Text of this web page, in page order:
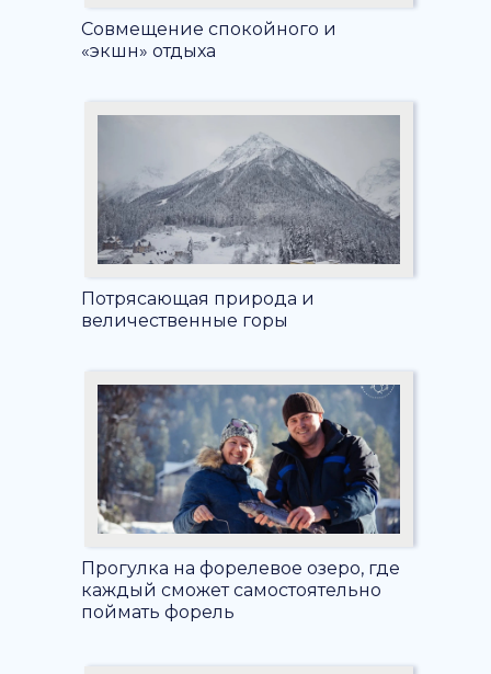
Совмещение спокойного и
«экшн» отдыха
Потрясающая природа и
величественные горы
Прогулка на форелевое озеро, где
каждый сможет самостоятельно
поймать форель